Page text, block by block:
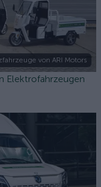
von ARI Motors
Elektrofahrzeugen